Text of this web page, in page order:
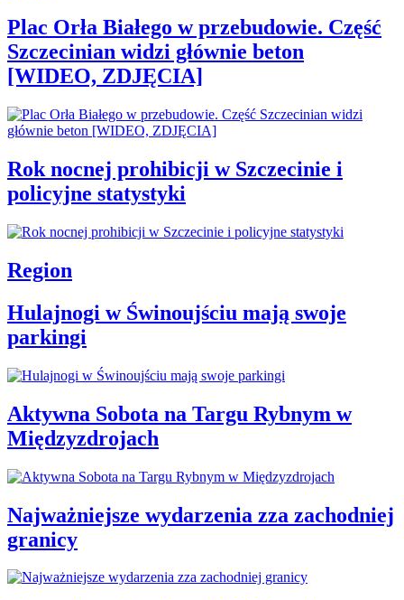
Plac Orła Białego w przebudowie. Część
Szczecinian widzi głównie beton
[WIDEO, ZDJĘCIA]
Rok nocnej prohibicji w Szczecinie i
policyjne statystyki
Region
Hulajnogi w Świnoujściu mają swoje
parkingi
Aktywna Sobota na Targu Rybnym w
Międzyzdrojach
Najważniejsze wydarzenia zza zachodniej
granicy